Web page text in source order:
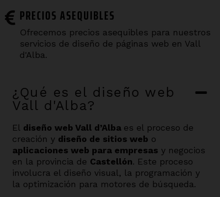
PRECIOS ASEQUIBLES
Ofrecemos precios asequibles para nuestros
servicios de diseño de páginas web en Vall
d'Alba.
¿Qué es el diseño web
Vall d'Alba?
El diseño web Vall d’Alba es el proceso de
creación y diseño de sitios web o
aplicaciones web para empresas y negocios
en la provincia de Castellón. Este proceso
involucra el diseño visual, la programación y
la optimización para motores de búsqueda.